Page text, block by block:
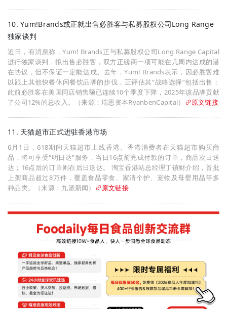
10. Yum!Brands或正就出售必胜客与私募股权公司Long Range
独家谈判
近日，有消息称，Yum! Brands正与私募股权公司Long Range Capital
进行独家谈判，拟出售必胜客，双方正磋商一项可能在几周内达成的潜
在协议，但不保证一定能达成。去年，Yum! Brands表示，因必胜客难
以跟上其他快餐休闲餐饮品牌的步伐，正评估其“战略选择”包括出售；
此前必胜客在美国同店销售额已连续10个季度下降，2025年该品牌贡献
了公司12%的总收入。（来源：瑞恩资本RyanbenCapital）
原文链接
11. 天猫超市正式进驻香港市场
6月1日，618期间天猫超市上线香港。香港消费者在天猫超市购买商
品，将可享受“明日达”服务，当日16点前完成付款的订单，商品次日送
达；16点后的订单则在后日送达。 淘宝香港站总经理丁镇财介绍，首批
上架商品超过8万件，覆盖食品零食、家清个护、宠物及母婴用品等多
种品类。（来源：九派新闻）
原文链接